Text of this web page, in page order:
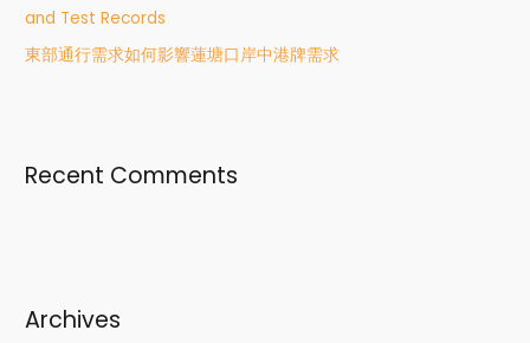
and Test Records
東部通行需求如何影響蓮塘口岸中港牌需求
Recent Comments
Archives